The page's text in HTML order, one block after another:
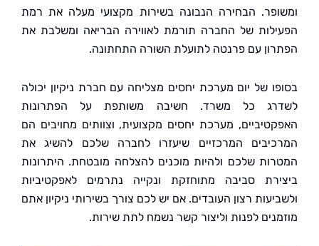
הבחירה הנבונה בשירות מקצועי מעלה את רמת
של החברה תורמת לאווירה הבריאה ומשלבת את
עם פרנטה לתועלת השורה התחתונה.
של יום מערכת יחסים מצליחה עם חברת ניקיון יכולה
כל משרד. חשיבה משותפת על הפתרונות
מערכת יחסים מקצועית, וצוותים מחויבים הם
המרכזיים שיעזרו לחברה שלכם להשיג את
שלכם ולהיות מוכנים להצלחה מובטחת. היתרונות
סביבה מתוחזקת ונקייה נתרמים לאפקטיביות
רצון העובדים. אם יש לכם צורך בשירותי ניקיון אתם
לפנות וליצור קשר נשמח לתת שירות.